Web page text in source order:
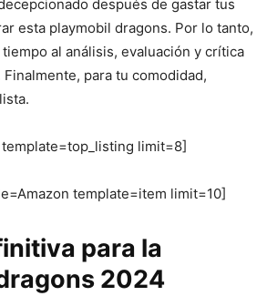
después de gastar tus
esta playmobil dragons. Por lo tanto,
al análisis, evaluación y crítica
para tu comodidad,
limit=8]
template=item limit=10]
para la
2024